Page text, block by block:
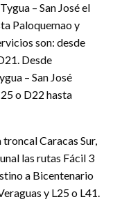
– San José el
Paloquemao y
son: desde
Desde
– San José
o D22 hasta
troncal Caracas Sur,
las rutas Fácil 3
a Bicentenario
y L25 o L41.